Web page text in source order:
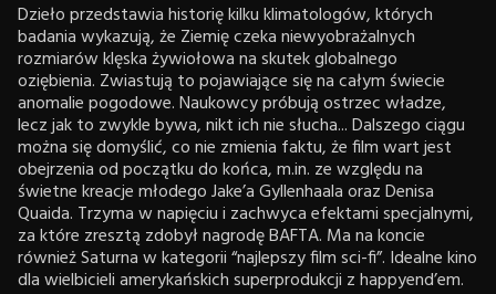
Dzieło przedstawia historię kilku klimatologów, których
badania wykazują, że Ziemię czeka niewyobrażalnych
rozmiarów klęska żywiołowa na skutek globalnego
oziębienia. Zwiastują to pojawiające się na całym świecie
anomalie pogodowe. Naukowcy próbują ostrzec władze,
lecz jak to zwykle bywa, nikt ich nie słucha... Dalszego ciągu
można się domyślić, co nie zmienia faktu, że film wart jest
obejrzenia od początku do końca, m.in. ze względu na
świetne kreacje młodego Jake’a Gyllenhaala oraz Denisa
Quaida. Trzyma w napięciu i zachwyca efektami specjalnymi,
za które zresztą zdobył nagrodę BAFTA. Ma na koncie
również Saturna w kategorii “najlepszy film sci-fi”. Idealne kino
dla wielbicieli amerykańskich superprodukcji z happyend’em.